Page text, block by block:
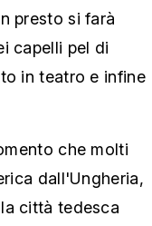
presto si farà
capelli pel di
in teatro e infine
che molti
dall'Ungheria,
città tedesca